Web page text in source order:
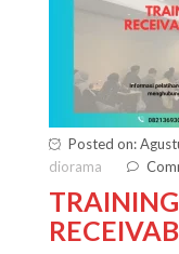
Posted on:
diorama